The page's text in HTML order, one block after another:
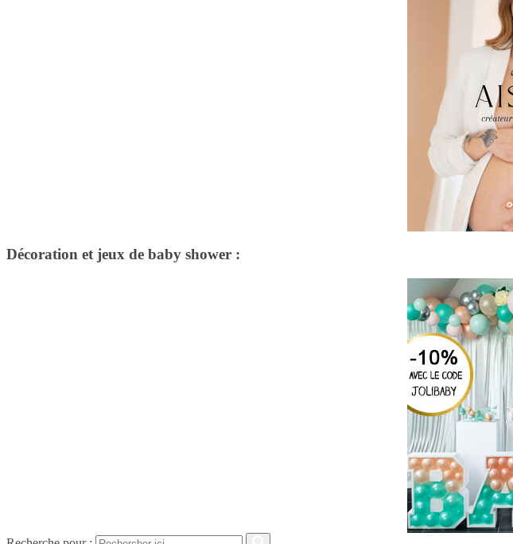
Décoration et jeux de baby shower :